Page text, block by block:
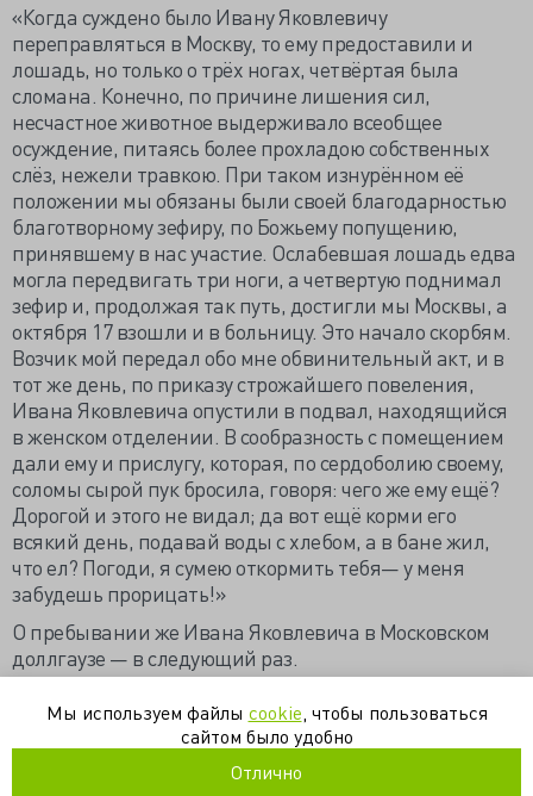
«Когда суждено было Ивану Яковлевичу
переправляться в Москву, то ему предоставили и
лошадь, но только о трёх ногах, четвёртая была
сломана. Конечно, по причине лишения сил,
несчастное животное выдерживало всеобщее
осуждение, питаясь более прохладою собственных
слёз, нежели травкою. При таком изнурённом её
положении мы обязаны были своей благодарностью
благотворному зефиру, по Божьему попущению,
принявшему в нас участие. Ослабевшая лошадь едва
могла передвигать три ноги, а четвертую поднимал
зефир и, продолжая так путь, достигли мы Москвы, а
октября 17 взошли и в больницу. Это начало скорбям.
Возчик мой передал обо мне обвинительный акт, и в
тот же день, по приказу строжайшего повеления,
Ивана Яковлевича опустили в подвал, находящийся
в женском отделении. В сообразность с помещением
дали ему и прислугу, которая, по сердоболию своему,
соломы сырой пук бросила, говоря: чего же ему ещё?
Дорогой и этого не видал; да вот ещё корми его
всякий день, подавай воды с хлебом, а в бане жил,
что ел? Погоди, я сумею откормить тебя— у меня
забудешь прорицать!»
О пребывании же Ивана Яковлевича в Московском
доллгаузе — в следующий раз.
Мы используем файлы cookie , чтобы пользоваться
сайтом было удобно
Отлично